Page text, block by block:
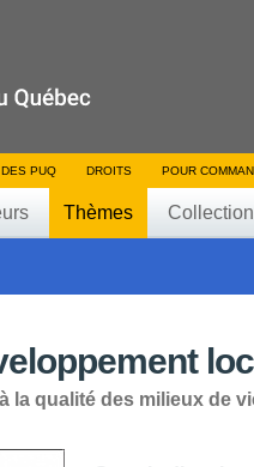
PUQ DROITS POUR
Thèmes
la qualité des milieux de